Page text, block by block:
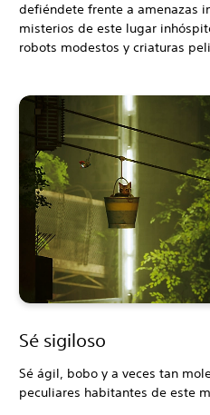
defiéndete frente a amenazas
misterios de este lugar
robots modestos y criaturas
Sé sigiloso
Sé ágil, bobo y a veces tan
peculiares habitantes de este